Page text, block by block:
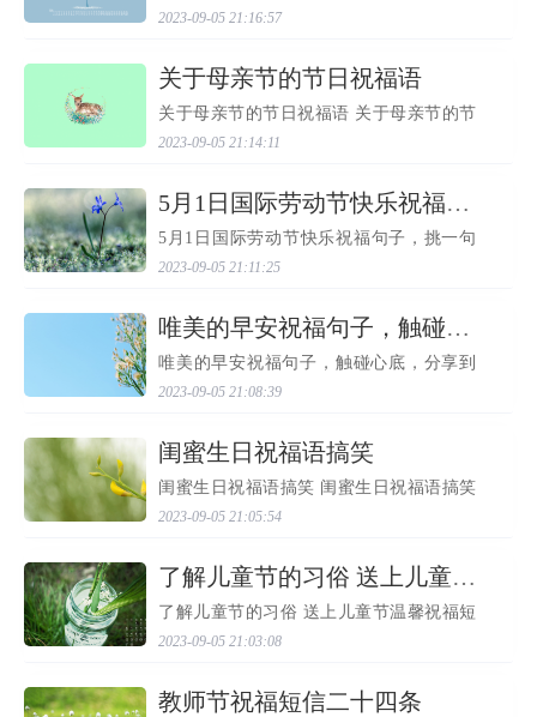
日快乐！ 教师节精选祝福语，简短暖心，
祝老师节日快乐！ 一、教师节，祝福早：
四祝效率高，五祝...
2023-09-05 21:16:57
​关于母亲节的节日祝福语
关于母亲节的节日祝福语 关于母亲节的节
日祝福语 五月八日母亲节：亲爱的妈妈，
康乃馨代表我深深爱意和感激之情！五月
安，我爱您！儿子永...
2023-09-05 21:14:11
​5月1日国际劳动节快乐祝福句子，挑一句发朋友圈！
5月1日国际劳动节快乐祝福句子，挑一句
发朋友圈！ 5月1日国际劳动节快乐祝福句
子，挑一句发朋友圈！ 一、五一幸福伴，
事业从此展，平安如...
2023-09-05 21:11:25
​唯美的早安祝福句子，触碰心底，分享到朋友圈！
唯美的早安祝福句子，触碰心底，分享到
朋友圈！ 唯美的早安祝福句子，触碰心
底，分享到朋友圈！ 一、睁开双眼，看旭
乐今天，迎来开心无...
2023-09-05 21:08:39
​闺蜜生日祝福语搞笑
闺蜜生日祝福语搞笑 闺蜜生日祝福语搞笑
1、把烦恼给我，我把它化做快乐给你！把
忧伤给我，我把它化做幸福给你！把挫折
我，我把它化做友情...
2023-09-05 21:05:54
​了解儿童节的习俗 送上儿童节温馨祝福短信
了解儿童节的习俗 送上儿童节温馨祝福短
信 了解儿童节的习俗 送上儿童节温馨祝福
短信 六一儿童节到了哦，在这个专属于孩
真的心。不过不知...
2023-09-05 21:03:08
​教师节祝福短信二十四条